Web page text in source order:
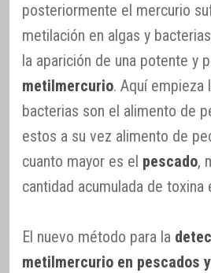
posteriormente el mercurio
metilación en algas y
la aparición de una potente y
metilmercurio. Aquí empieza
bacterias son el alimento de
estos a su vez alimento de
cuanto mayor es el pescado,
cantidad acumulada de toxina
El nuevo método para la
metilmercurio en pescados